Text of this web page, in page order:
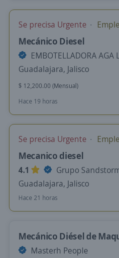
Se precisa Urgente
Mecánico Diesel
EMBOTELLADORA AGA
Guadalajara, Jalisco
$ 12,200.00 (Mensual)
Hace 19 horas
Se precisa Urgente
Mecanico diesel
4.1
Grupo
Guadalajara, Jalisco
Hace 21 horas
Mecánico Diésel de
Masterh People